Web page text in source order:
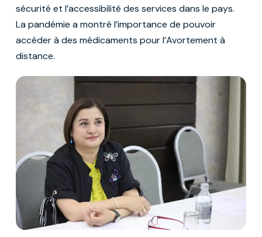
sécurité et l’accessibilité des services dans le pays.
La pandémie a montré l’importance de pouvoir
accéder à des médicaments pour l’Avortement à
distance.